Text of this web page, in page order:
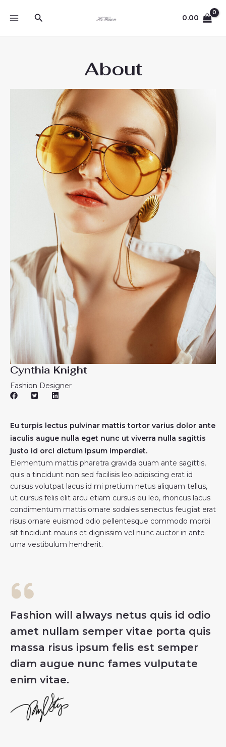
Search 0.00
About
Cynthia Knight
Fashion Designer
Eu turpis lectus pulvinar mattis tortor varius dolor ante
iaculis augue nulla eget nunc ut viverra nulla sagittis
justo id orci dictum ipsum imperdiet.
Elementum mattis pharetra gravida quam ante sagittis,
quis a tincidunt non sed facilisis leo adipiscing erat id
cursus volutpat lacus id mi pretium netus aliquam tellus,
ut cursus felis elit arcu etiam cursus eu leo, rhoncus lacus
condimentum mattis ornare sodales senectus feugiat erat
risus ornare euismod odio pellentesque commodo morbi
sit tincidunt mauris et dignissim vel nunc auctor in ante
urna vestibulum hendrerit.
Fashion will always netus quis id odio
amet nullam semper vitae porta quis
massa risus ipsum felis est semper
diam augue nunc fames vulputate
enim vitae.​